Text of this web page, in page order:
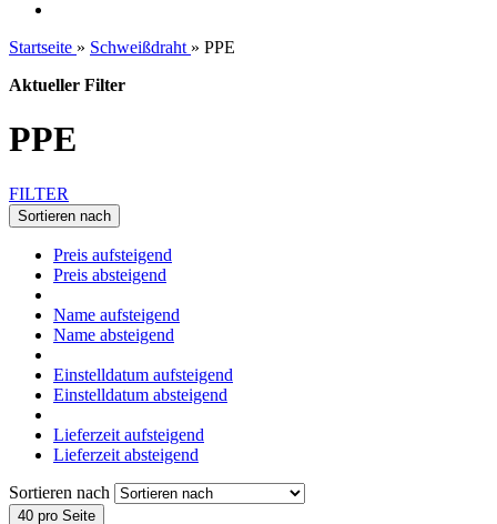
Startseite » Schweißdraht » PPE
Aktueller Filter
PPE
FILTER
Sortieren nach
Preis aufsteigend
Preis absteigend
Name aufsteigend
Name absteigend
Einstelldatum aufsteigend
Einstelldatum absteigend
Lieferzeit aufsteigend
Lieferzeit absteigend
Sortieren nach
40 pro Seite